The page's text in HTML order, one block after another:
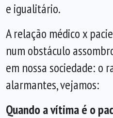
e igualitário.
A relação médico x
num obstáculo
em nossa sociedade: o
alarmantes, vejamos:
Quando a vítima é o